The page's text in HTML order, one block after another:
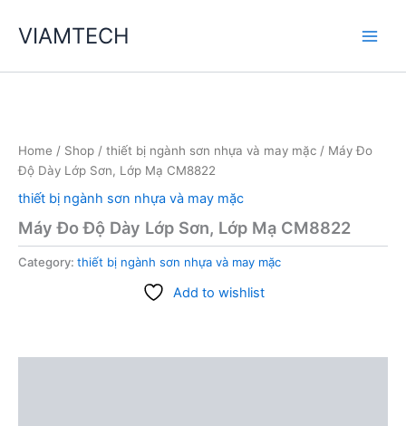
VIAMTECH
Home / Shop / thiết bị ngành sơn nhựa và may mặc / Máy Đo
Độ Dày Lớp Sơn, Lớp Mạ CM8822
thiết bị ngành sơn nhựa và may mặc
Máy Đo Độ Dày Lớp Sơn, Lớp Mạ CM8822
Category: thiết bị ngành sơn nhựa và may mặc
Add to wishlist